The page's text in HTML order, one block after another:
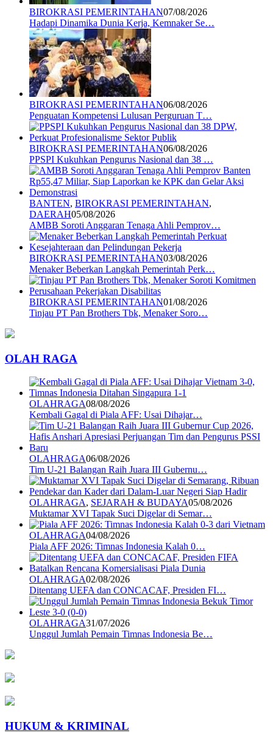
BIROKRASI PEMERINTAHAN07/08/2026
Hadapi Dinamika Dunia Kerja, Kemnaker Se…
BIROKRASI PEMERINTAHAN06/08/2026
Penguatan Kompetensi Lulusan Perguruan T…
BIROKRASI PEMERINTAHAN06/08/2026
PPSPI Kukuhkan Pengurus Nasional dan 38 …
BANTEN, BIROKRASI PEMERINTAHAN,
DAERAH05/08/2026
AMBB Soroti Anggaran Tenaga Ahli Pemprov…
BIROKRASI PEMERINTAHAN03/08/2026
Menaker Beberkan Langkah Pemerintah Perk…
BIROKRASI PEMERINTAHAN01/08/2026
Tinjau PT Pan Brothers Tbk, Menaker Soro…
OLAH RAGA
OLAHRAGA08/08/2026
Kembali Gagal di Piala AFF: Usai Dihajar…
OLAHRAGA06/08/2026
Tim U-21 Balangan Raih Juara III Gubernu…
OLAHRAGA, SEJARAH & BUDAYA05/08/2026
Muktamar XVI Tapak Suci Digelar di Semar…
OLAHRAGA04/08/2026
Piala AFF 2026: Timnas Indonesia Kalah 0…
OLAHRAGA02/08/2026
Ditentang UEFA dan CONCACAF, Presiden FI…
OLAHRAGA31/07/2026
Unggul Jumlah Pemain Timnas Indonesia Be…
HUKUM & KRIMINAL